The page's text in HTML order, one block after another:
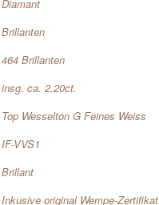
Diamant
Brillanten
464 Brillanten
insg. ca. 2.20ct.
Top Wesselton G Feines Weiss
IF-VVS1
Brillant
Inkusive original Wempe-Zertifikat